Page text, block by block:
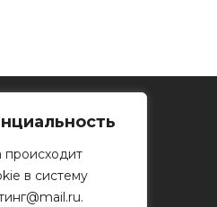
происходит
в систему